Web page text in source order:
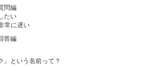
問編
たい
常に遅い
答編
」という名前って？